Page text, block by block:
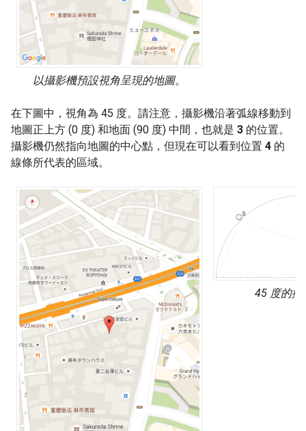
以攝影機預設視角呈現的地圖。
在下圖中，視角為 45 度。請注意，攝影機沿著弧線移動到
地圖正上方 (0 度) 和地面 (90 度) 中間，也就是 3 的位置。
攝影機仍然指向地圖的中心點，但現在可以看到位置 4 的
線條所代表的區域。
45 度的攝